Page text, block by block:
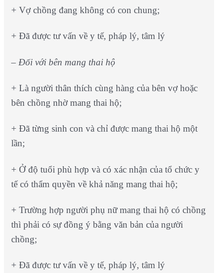
+ Vợ chồng đang không có con chung;
+ Đã được tư vấn về y tế, pháp lý, tâm lý
– Đối với bên mang thai hộ
+ Là người thân thích cùng hàng của bên vợ hoặc
bên chồng nhờ mang thai hộ;
+ Đã từng sinh con và chỉ được mang thai hộ một
lần;
+ Ở độ tuổi phù hợp và có xác nhận của tổ chức y
tế có thẩm quyền về khả năng mang thai hộ;
+ Trường hợp người phụ nữ mang thai hộ có chồng
thì phải có sự đồng ý bằng văn bản của người
chồng;
+ Đã được tư vấn về y tế, pháp lý, tâm lý